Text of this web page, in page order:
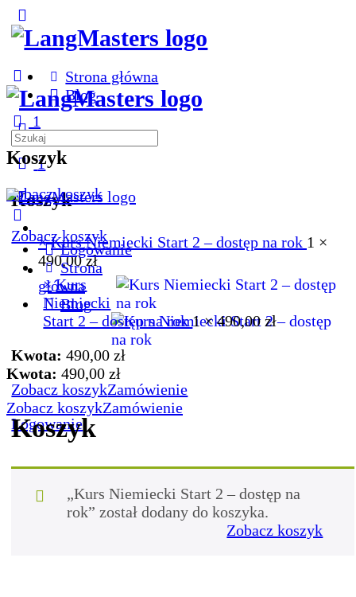
Side
Panel
Strona główna
Blog
More
options
1
Koszyk
Zobacz koszyk
× Kurs
Niemiecki
Start 2 – dostęp na rok1 ×490,00zł
Kwota: 490,00zł
Zobacz koszykZamówienie
Logowanie
1
Koszyk
Zobacz koszyk
× Kurs Niemiecki Start 2 – dostęp na rok 1 ×
490,00zł
Kwota: 490,00 zł
Zobacz koszykZamówienie
Search
for:
Logowanie
Strona
główna
Blog
Koszyk
„Kurs Niemiecki Start 2 – dostęp na
rok” został dodany do koszyka.
Zobacz koszyk